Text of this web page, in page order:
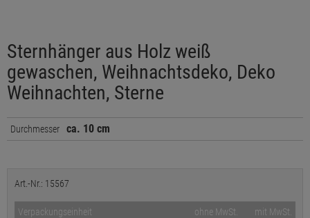
Sternhänger aus Holz weiß
gewaschen, Weihnachtsdeko, Deko
Weihnachten, Sterne
Durchmesser ca. 10 cm
Art.-Nr.: 15567
Verpackungseinheit ohne MwSt. mit MwSt.